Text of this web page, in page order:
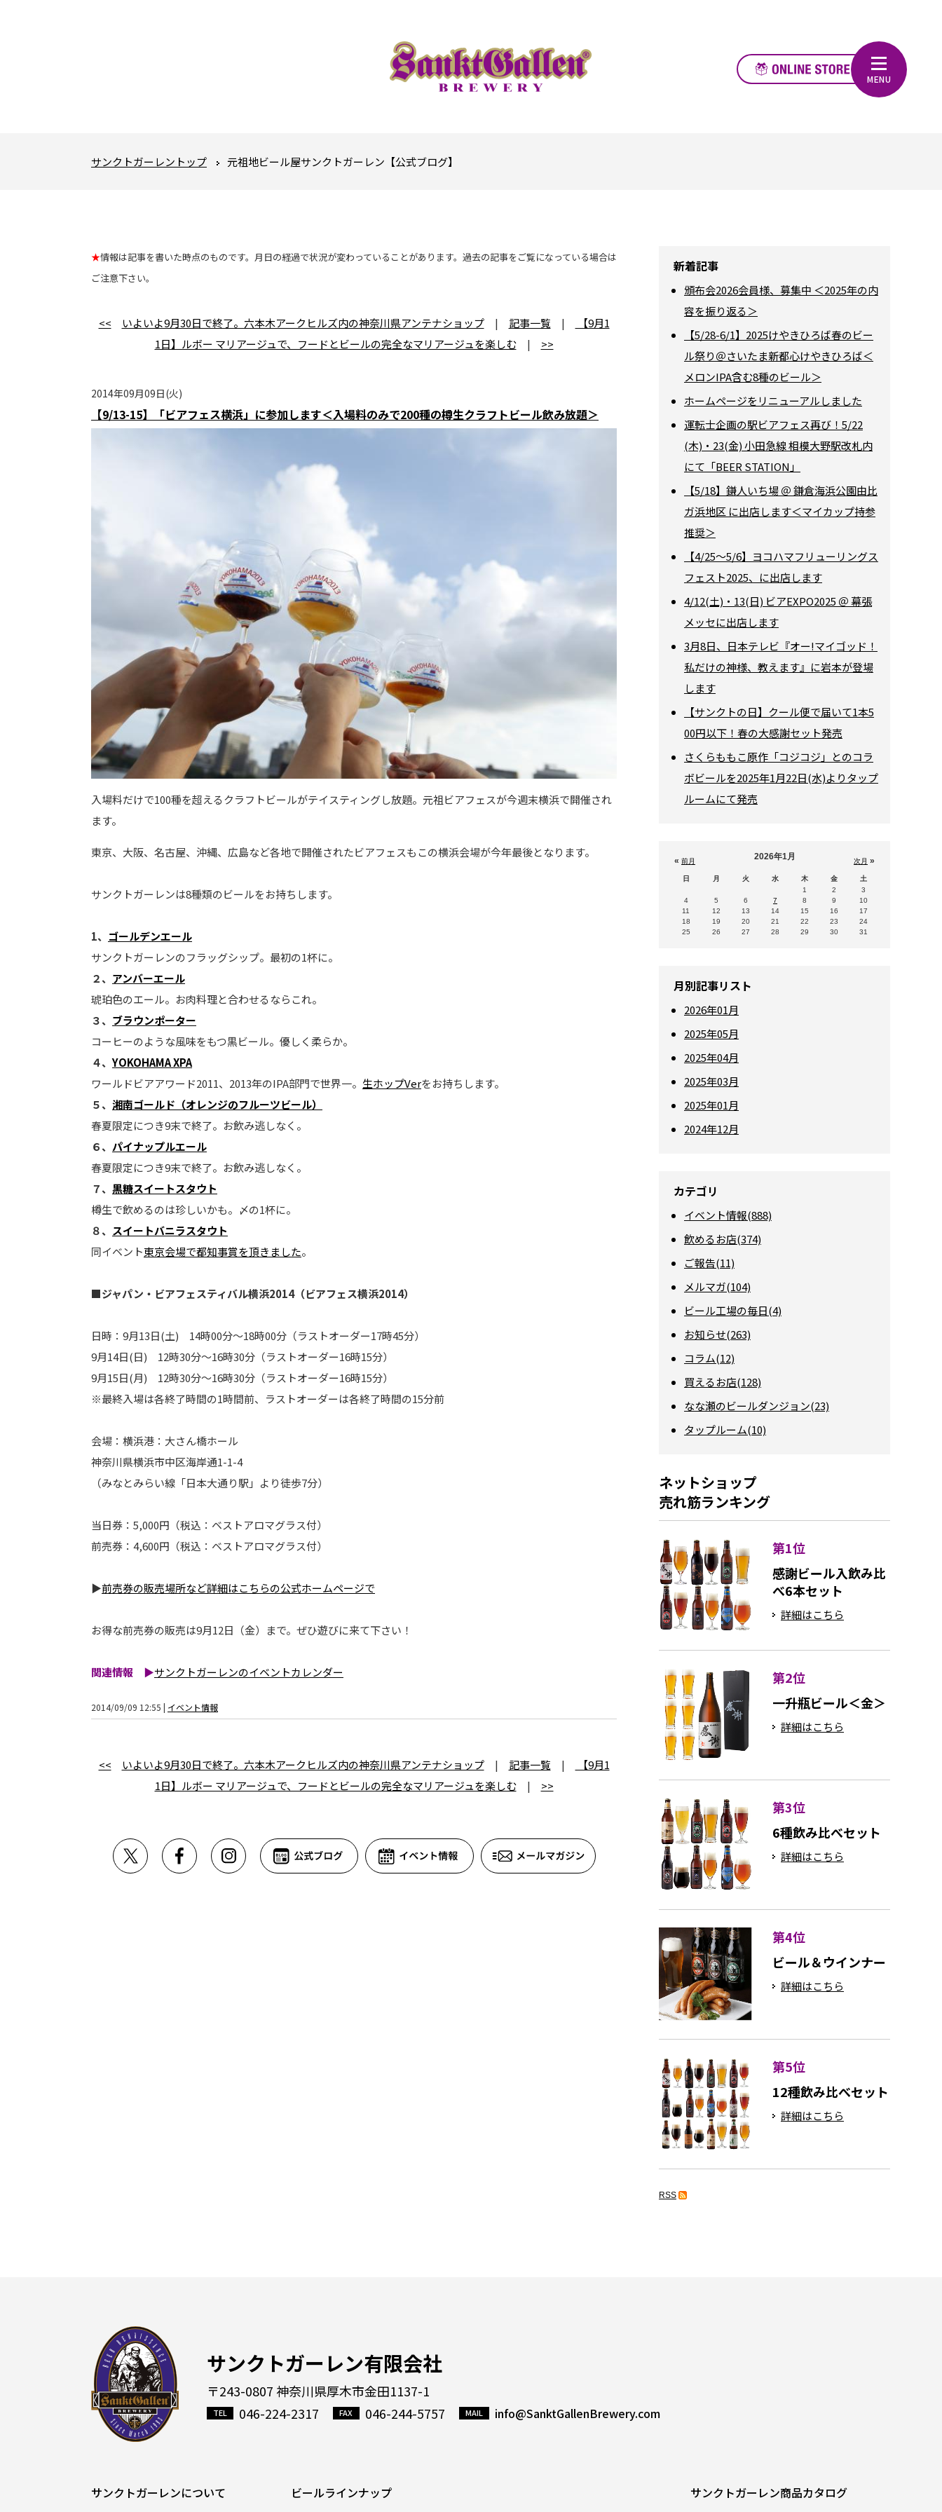
サンクトガーレントップ 元祖地ビール屋サンクトガーレン【公式ブログ】
★情報は記事を書いた時点のものです。月日の経過で状況が変わっていることがあります。過去の記事をご覧になっている場合は
ご注意下さい。
<< いよいよ9月30日で終了。六本木アークヒルズ内の神奈川県アンテナショップ| 記事一覧 |
【9月1
1日】ルボー マリアージュで、フードとビールの完全なマリアージュを楽しむ| >>
2014年09月09日(火)
【9/13-15】「ビアフェス横浜」に参加します＜入場料のみで200種の樽生クラフトビール飲み放題＞
入場料だけで100種を超えるクラフトビールがテイスティングし放題。元祖ビアフェスが今週末横浜で開催され
ます。
東京、大阪、名古屋、沖縄、広島など各地で開催されたビアフェスもこの横浜会場が今年最後となります。
サンクトガーレンは8種類のビールをお持ちします。
1、 ゴールデンエール
サンクトガーレンのフラッグシップ。最初の1杯に。
２、 アンバーエール
琥珀色のエール。お肉料理と合わせるならこれ。
３、 ブラウンポーター
コーヒーのような風味をもつ黒ビール。優しく柔らか。
４、YOKOHAMA XPA
ワールドビアアワード2011、2013年のIPA部門で世界一。 生ホップVerをお持ちします。
５、 湘南ゴールド（オレンジのフルーツビール）
春夏限定につき9末で終了。お飲み逃しなく。
６、 パイナップルエール
春夏限定につき9末で終了。お飲み逃しなく。
７、 黒糖スイートスタウト
樽生で飲めるのは珍しいかも。〆の1杯に。
８、 スイートバニラスタウト
同イベント東京会場で都知事賞を頂きました。
■ジャパン・ビアフェスティバル横浜2014（ビアフェス横浜2014）
日時：9月13日(土) 14時00分～18時00分（ラストオーダー17時45分）
9月14日(日) 12時30分～16時30分（ラストオーダー16時15分）
9月15日(月) 12時30分～16時30分（ラストオーダー16時15分）
※最終入場は各終了時間の1時間前、ラストオーダーは各終了時間の15分前
会場：横浜港：大さん橋ホール
神奈川県横浜市中区海岸通1-1-4
（みなとみらい線「日本大通り駅」より徒歩7分）
当日券：5,000円（税込：ベストアロマグラス付）
前売券：4,600円（税込：ベストアロマグラス付）
▶前売券の販売場所など詳細はこちらの公式ホームページで
お得な前売券の販売は9月12日（金）まで。ぜひ遊びに来て下さい！
関連情報 ▶サンクトガーレンのイベントカレンダー
2014/09/09 12:55 | イベント情報
<< いよいよ9月30日で終了。六本木アークヒルズ内の神奈川県アンテナショップ| 記事一覧 |
【9月1
1日】ルボー マリアージュで、フードとビールの完全なマリアージュを楽しむ| >>
新着記事
頒布会2026会員様、募集中 ＜2025年の内
容を振り返る＞
【5/28-6/1】2025けやきひろば春のビー
ル祭り＠さいたま新都心けやきひろば＜
メロンIPA含む8種のビール＞
ホームページをリニューアルしました
運転士企画の駅ビアフェス再び！5/22
(木)・23(金) 小田急線 相模大野駅改札内
にて「BEER STATION」
【5/18】鎌人いち場 ＠ 鎌倉海浜公園由比
ガ浜地区 に出店します＜マイカップ持参
推奨＞
【4/25～5/6】ヨコハマフリューリングス
フェスト2025、に出店します
4/12(土)・13(日) ビアEXPO2025 ＠ 幕張
メッセに出店します
3月8日、日本テレビ『オー!マイゴッド！
私だけの神様、教えます』に岩本が登場
します
【サンクトの日】クール便で届いて1本5
00円以下！春の大感謝セット発売
さくらももこ原作「コジコジ」とのコラ
ボビールを2025年1月22日(水)よりタップ
ルームにて発売
« 前月 次月 »
2026年1月
日 月 火 水 木 金
土
1
2
3
4
5 6 7 8 9
10
11
12 13 14 15 16
17
18
19 20 21 22 23
24
25
26 27 28 29 30 31
月別記事リスト
2026年01月
2025年05月
2025年04月
2025年03月
2025年01月
2024年12月
カテゴリ
イベント情報(888)
飲めるお店(374)
ご報告(11)
メルマガ(104)
ビール工場の毎日(4)
お知らせ(263)
コラム(12)
買えるお店(128)
なな瀬のビールダンジョン(23)
タップルーム(10)
ネットショップ
売れ筋ランキング
第1位
感謝ビール入飲み比
べ6本セット
詳細はこちら
第2位
一升瓶ビール＜金＞
詳細はこちら
第3位
6種飲み比べセット
詳細はこちら
第4位
ビール＆ウインナー
詳細はこちら
第5位
12種飲み比べセット
詳細はこちら
RSS
サンクトガーレン有限会社
〒243-0807 神奈川県厚木市金田1137-1
046-224-2317
046-244-5757 info@SanktGallenBrewery.com
サンクトガーレンについて ビールラインナップ
サンクトガーレン商品カタログ